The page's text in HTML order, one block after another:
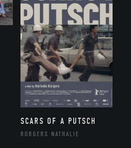
SCARS OF A PUTSCH
BORGERS NATHALIE